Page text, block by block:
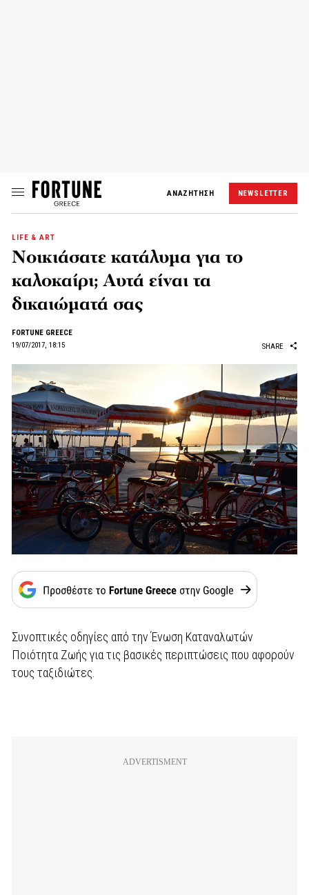
ΑΝΑΖΗΤΗΣΗ NEWSLETTER
LIFE & ART
Νοικιάσατε κατάλυμα για το
καλοκαίρι; Αυτά είναι τα
δικαιώματά σας
FORTUNE GREECE
19/07/2017, 18:15
SHARE
Συνοπτικές οδηγίες από την Ένωση Καταναλωτών
Ποιότητα Ζωής για τις βασικές περιπτώσεις που αφορούν
τους ταξιδιώτες.